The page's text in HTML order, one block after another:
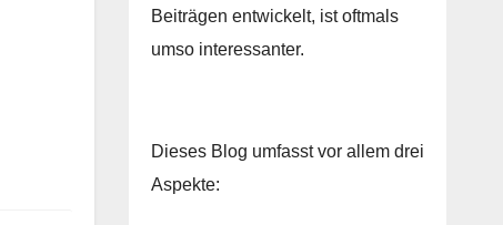
Beiträgen entwickelt, ist oftmals
umso interessanter.
Dieses Blog umfasst vor allem drei
Aspekte: